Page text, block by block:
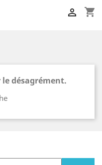
shopping_cart

désagrément.